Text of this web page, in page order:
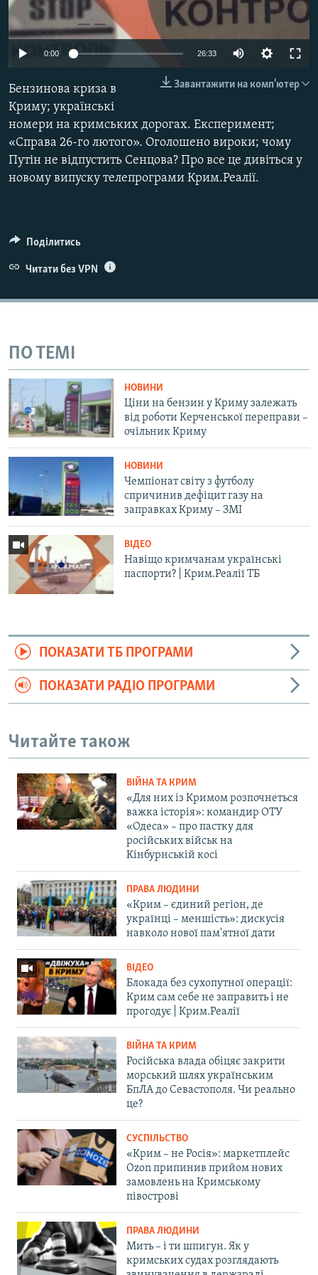
ВІДЕОУРОКИ «ELIFBE»
СВІДЧЕННЯ ОКУПАЦІЇ
ІНФОГРАФІКА
Русский
Qırımtatar
ДОЛУЧАЙСЯ!
Усі сайти RFE/RL
0:00 26:33
Завантажити на комп'ютер
Бензинова криза в
Криму; українські
номери на кримських дорогах. Експеримент;
«Справа 26-го лютого». Оголошено вироки; чому
Путін не відпустить Сенцова? Про все це дивіться у
новому випуску телепрограми Крим.Реалії.
Поділитись
Читати без VPN
ПО ТЕМІ
НОВИНИ
Ціни на бензин у Криму залежать
від роботи Керченської переправи –
очільник Криму
НОВИНИ
Чемпіонат світу з футболу
спричинив дефіцит газу на
заправках Криму – ЗМІ
ВІДЕО
Навіщо кримчанам українські
паспорти? | Крим.Реалії ТБ
ПОКАЗАТИ ТБ ПРОГРАМИ
ПОКАЗАТИ РАДІО ПРОГРАМИ
Читайте також
ВІЙНА ТА КРИМ
«Для них із Кримом розпочнеться
важка історія»: командир ОТУ
«Одеса» – про пастку для
російських військ на
Кінбурнській косі
ПРАВА ЛЮДИНИ
«Крим – єдиний регіон, де
українці – меншість»: дискусія
навколо нової пам'ятної дати
ВІДЕО
Блокада без сухопутної операції:
Крим сам себе не заправить і не
прогодує | Крим.Реалії
ВІЙНА ТА КРИМ
Російська влада обіцяє закрити
морський шлях українським
БпЛА до Севастополя. Чи реально
це?
СУСПІЛЬСТВО
«Крим – не Росія»: маркетплейс
Ozon припинив прийом нових
замовлень на Кримському
півострові
ПРАВА ЛЮДИНИ
Мить – і ти шпигун. Як у
кримських судах розглядають